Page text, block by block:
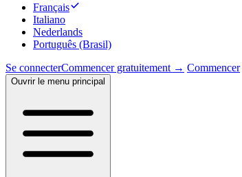
Français
Italiano
Nederlands
Português (Brasil)
Se connecterCommencer gratuitement → Commencer
Ouvrir le menu principal